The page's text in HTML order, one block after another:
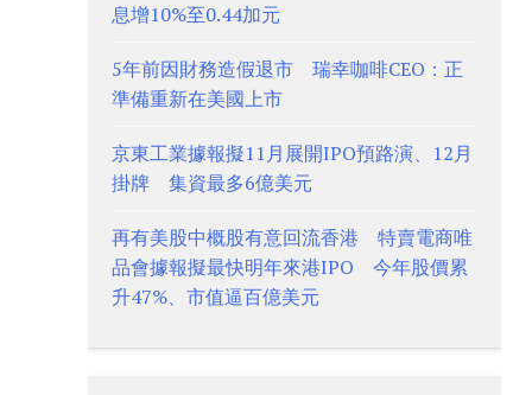
息增10%至0.44加元
5年前因財務造假退市 瑞幸咖啡CEO：正
準備重新在美國上市
京東工業據報擬11月展開IPO預路演、12月
掛牌 集資最多6億美元
再有美股中概股有意回流香港 特賣電商唯
品會據報擬最快明年來港IPO 今年股價累
升47%、市值逼百億美元